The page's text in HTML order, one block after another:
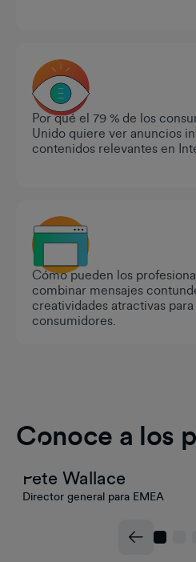
Por qué el 79 % de los
Unido quiere ver anuncios
contenidos relevantes en
Cómo pueden los
combinar mensajes
creatividades atractivas
consumidores.
Conoce a los
Pete Wallace
Director general para EMEA